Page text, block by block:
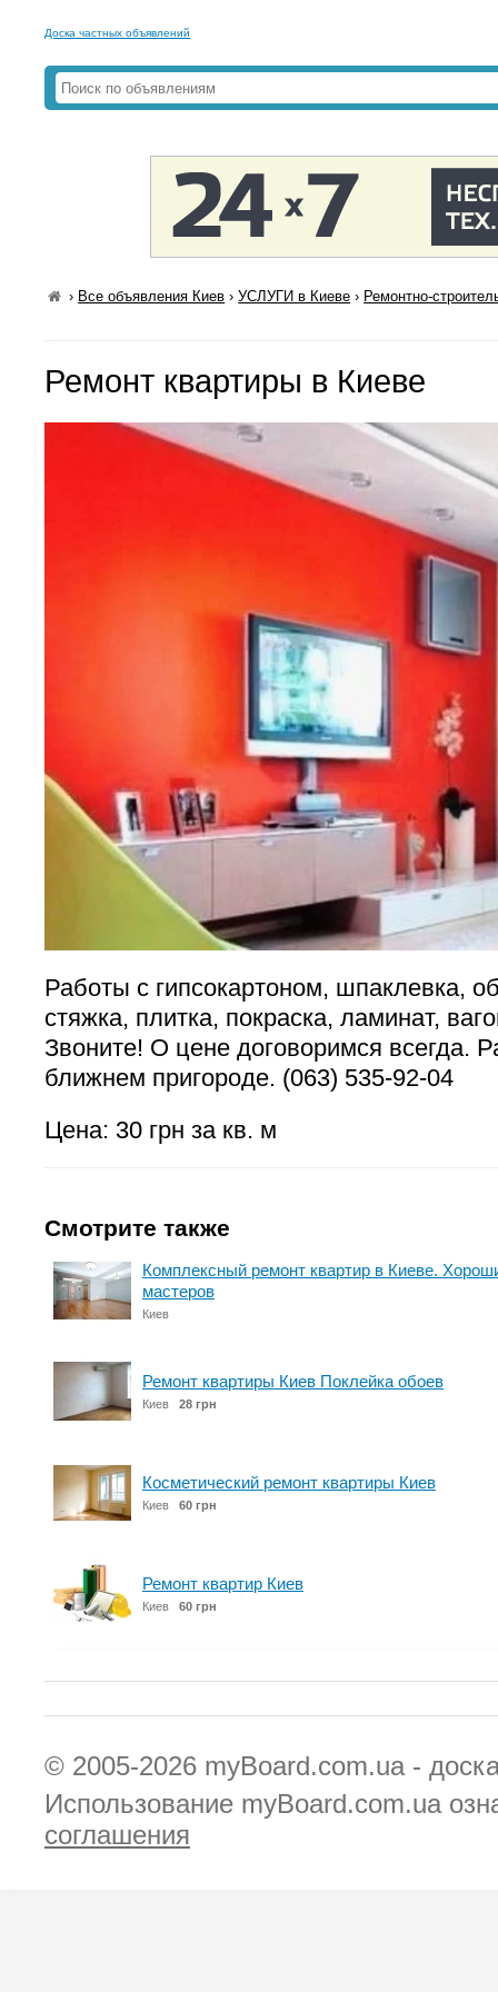
Доска частных объявлений
› Все объявления Киев ›УСЛУГИ в Киеве › Ремонтно-
Ремонт квартиры в Киеве
Работы с гипсокартоном, шпаклевка,
стяжка, плитка, покраска, ламинат,
Звоните! О цене договоримся всегда.
ближнем пригороде. (063) 535-92-04
Цена: 30 грн за кв. м
Смотрите также
Комплексный ремонт квартир в Киеве.
мастеров
Киев
Ремонт квартиры Киев Поклейка обоев
Киев 28 грн
Косметический ремонт квартиры Киев
Киев 60 грн
Ремонт квартир Киев
Киев 60 грн
© 2005-2026 myBoard.com.ua -
Использование myBoard.com.ua
соглашения